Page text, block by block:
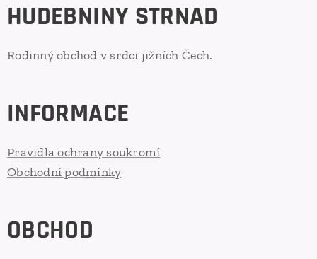
HUDEBNINY STRNAD
Rodinný obchod v srdci jižních Čech.
INFORMACE
Pravidla ochrany soukromí
Obchodní podmínky
OBCHOD